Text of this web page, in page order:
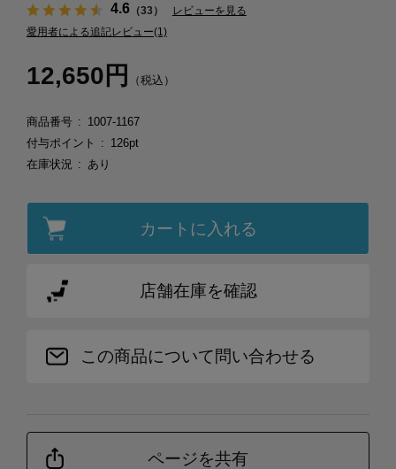
4.6（33）
レビューを見る
愛用者による追記レビュー(1)
12,650円 （税込）
商品番号
1007-1167
付与ポイント
126pt
在庫状況
あり
カートに入れる
店舗在庫を確認
この商品について問い合わせる
ページを共有